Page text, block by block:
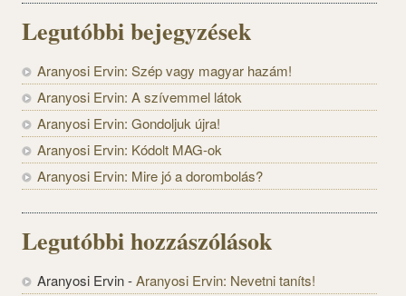
Legutóbbi bejegyzések
Aranyosi Ervin: Szép vagy magyar hazám!
Aranyosi Ervin: A szívemmel látok
Aranyosi Ervin: Gondoljuk újra!
Aranyosi Ervin: Kódolt MAG-ok
Aranyosi Ervin: Mire jó a dorombolás?
Legutóbbi hozzászólások
Aranyosi Ervin-Aranyosi Ervin: Nevetni taníts!